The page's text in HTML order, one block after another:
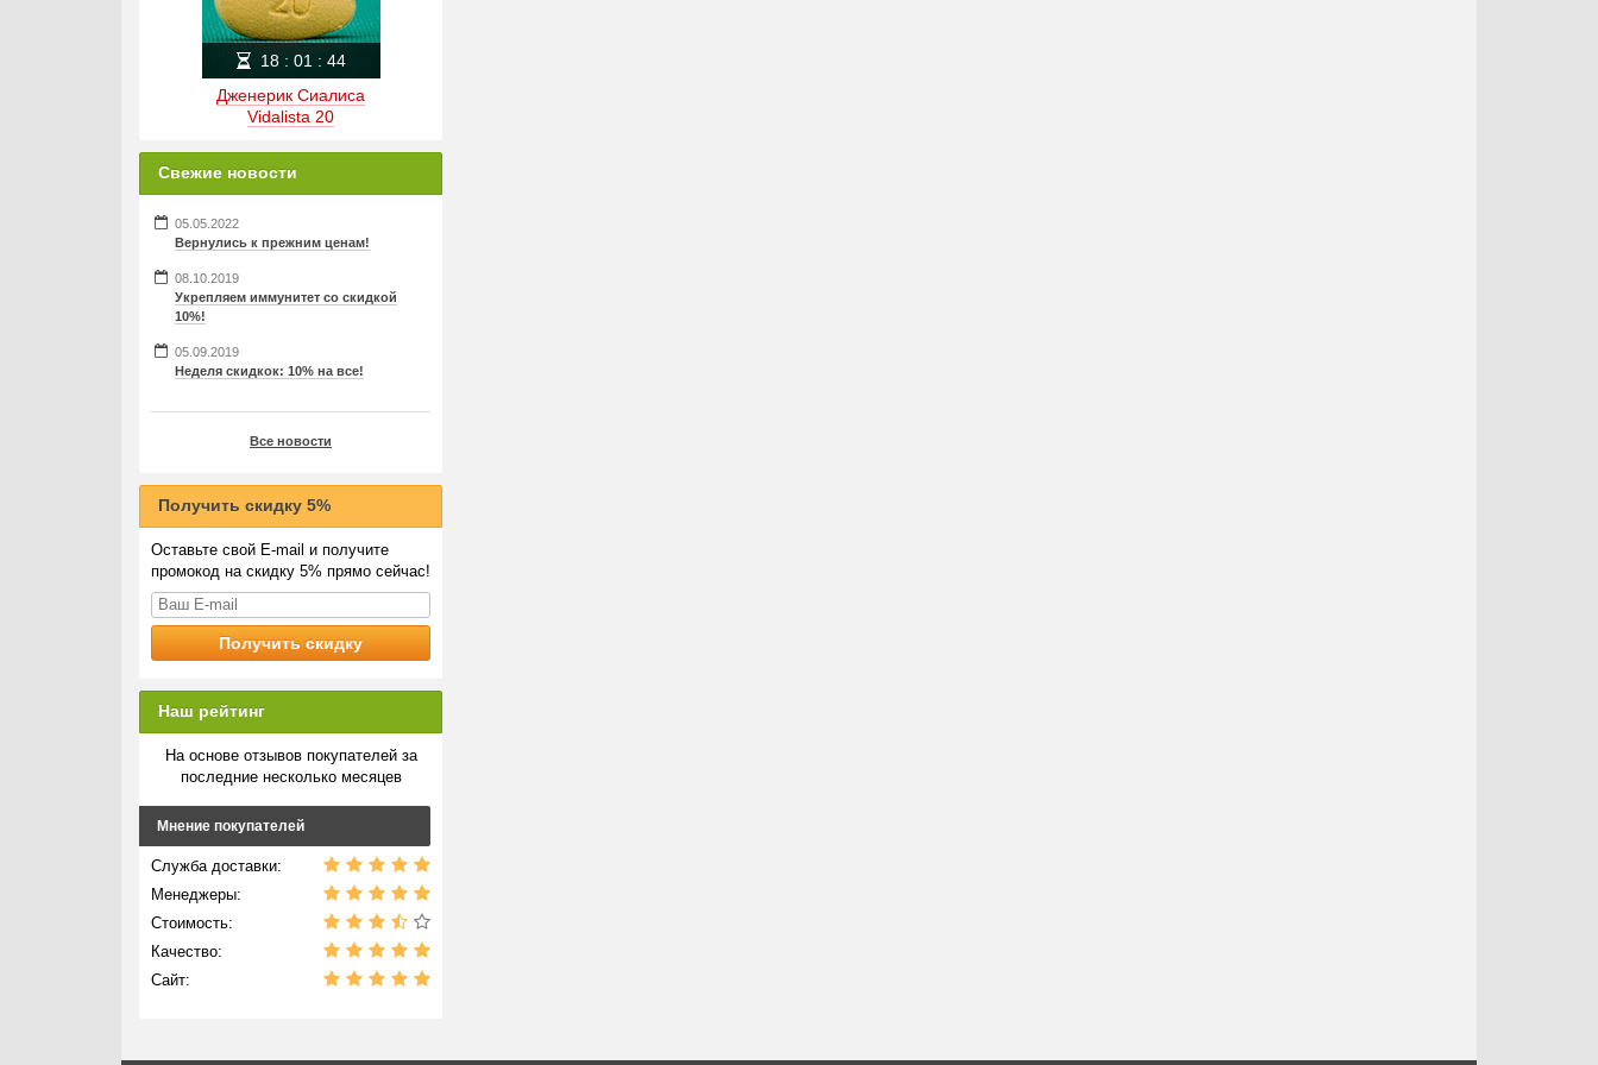
Дженерик Сиалиса
Vidalista 20
18 : 01 : 44
Свежие новости
05.05.2022
Вернулись к прежним ценам!
08.10.2019
Укрепляем иммунитет со скидкой
10%!
05.09.2019
Неделя скидкок: 10% на все!
Все новости
Получить скидку 5%
Оставьте свой E-mail и получите
промокод на скидку 5% прямо сейчас!
Наш рейтинг
На основе отзывов покупателей за
последние несколько месяцев
Мнение покупателей
Служба доставки:
Менеджеры:
Стоимость:
Качество:
Сайт: